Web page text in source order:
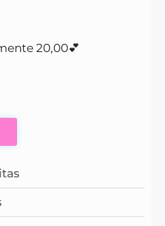
20,00💕